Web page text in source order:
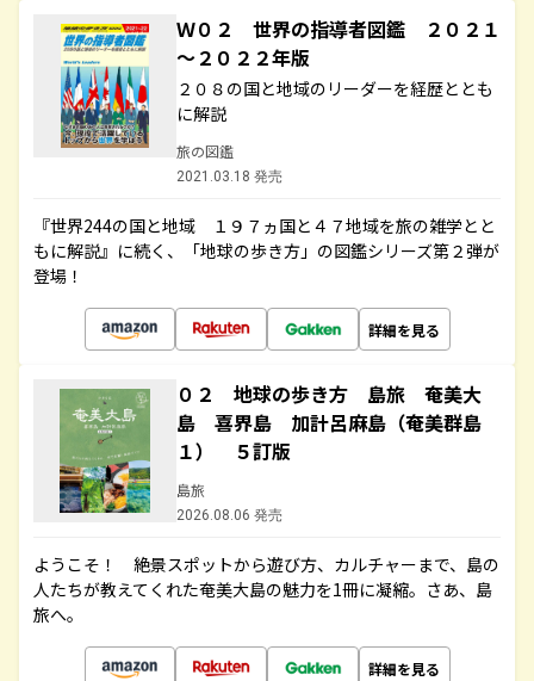
Ｗ０２ 世界の指導者図鑑 ２０２１
～２０２２年版
２０８の国と地域のリーダーを経歴ととも
に解説
旅の図鑑
2021.03.18 発売
『世界244の国と地域 １９７ヵ国と４７地域を旅の雑学とと
もに解説』に続く、「地球の歩き方」の図鑑シリーズ第２弾が
登場！
詳細を見る
０２ 地球の歩き方 島旅 奄美大
島 喜界島 加計呂麻島（奄美群島
１） ５訂版
島旅
2026.08.06 発売
ようこそ！ 絶景スポットから遊び方、カルチャーまで、島の
人たちが教えてくれた奄美大島の魅力を1冊に凝縮。さあ、島
旅へ。
詳細を見る